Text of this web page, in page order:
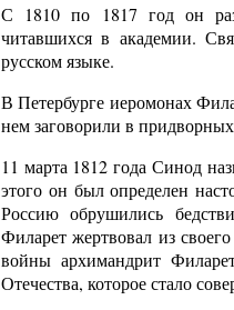
С 1810 по 1817 год он
читавшихся в академии.
русском языке.
В Петербурге иеромонах
нем заговорили в
11 марта 1812 года Синод
этого он был определен
Россию обрушились
Филарет жертвовал из
войны архимандрит
Отечества, которое стало